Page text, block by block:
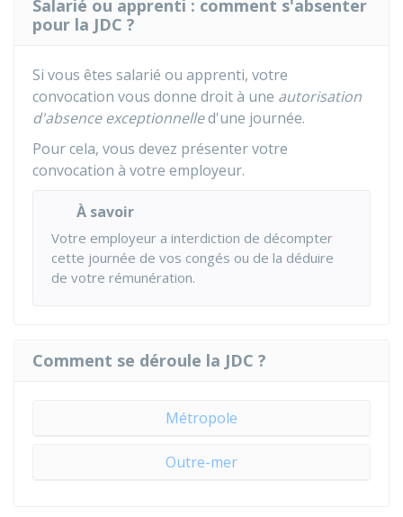
Salarié ou apprenti : comment s'absenter
pour la JDC ?
Si vous êtes salarié ou apprenti, votre
convocation vous donne droit à une autorisation
d'absence exceptionnelled'une journée.
Pour cela, vous devez présenter votre
convocation à votre employeur.
À savoir
Votre employeur a interdiction de décompter
cette journée de vos congés ou de la déduire
de votre rémunération.
Comment se déroule la JDC ?
Métropole
Outre-mer